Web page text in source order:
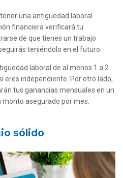
una antigüedad laboral
financiera verificará tu
de que tienes un trabajo
teniéndolo en el futuro.
laboral de al menos 1 a 2
eres independiente. Por otro lado,
tus ganancias mensuales en un
monto asegurado por mes.
sólido